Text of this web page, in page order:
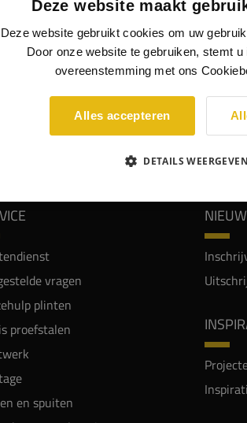
kan eenvoudig worden gemonteerd met onze
WIJ WORDEN
vragen
plinten
proefstalen
en spuiten
Deze website maakt
Deze website gebruikt cookies om uw
Door onze website te gebruiken, stemt
overeenstemming met ons
Alles accepteren
DETAILS WEERGEVEN